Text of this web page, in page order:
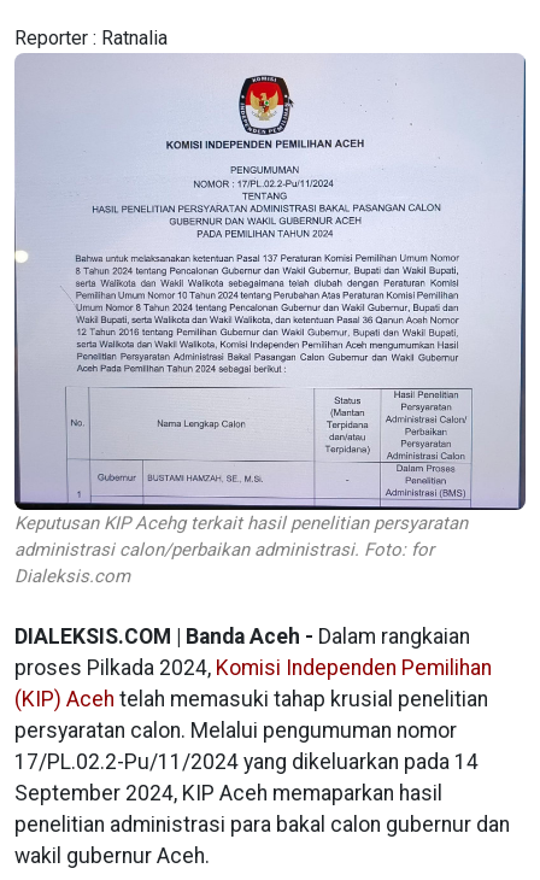
Reporter : Ratnalia
Keputusan KIP Acehg terkait hasil penelitian persyaratan
administrasi calon/perbaikan administrasi. Foto: for
Dialeksis.com
DIALEKSIS.COM | Banda Aceh - Dalam rangkaian
proses Pilkada 2024, Komisi Independen Pemilihan
(KIP) Aceh telah memasuki tahap krusial penelitian
persyaratan calon. Melalui pengumuman nomor
17/PL.02.2-Pu/11/2024 yang dikeluarkan pada 14
September 2024, KIP Aceh memaparkan hasil
penelitian administrasi para bakal calon gubernur dan
wakil gubernur Aceh.